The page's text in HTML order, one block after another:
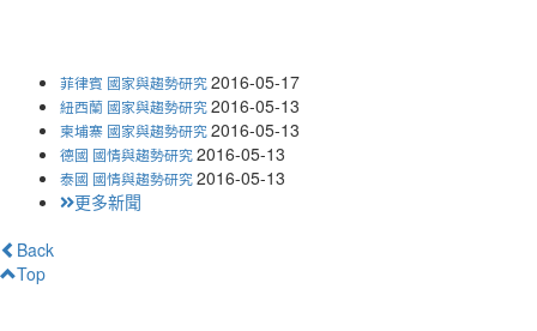
菲律賓 國家與趨勢研究2016-05-17
紐西蘭 國家與趨勢研究2016-05-13
柬埔寨 國家與趨勢研究2016-05-13
德國 國情與趨勢研究2016-05-13
泰國 國情與趨勢研究2016-05-13
更多新聞
Back
Top